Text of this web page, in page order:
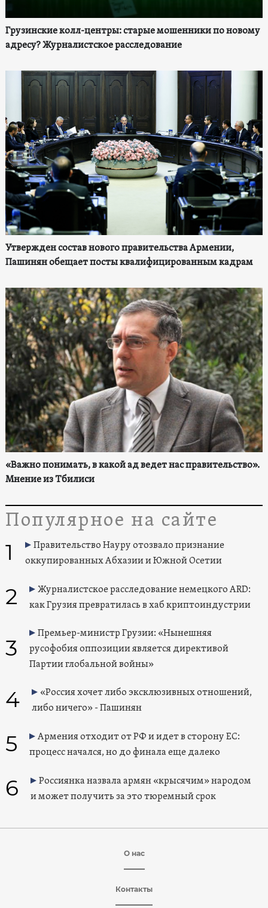
Грузинские колл-центры: старые мошенники по новому
адресу? Журналистское расследование
Утвержден состав нового правительства Армении,
Пашинян обещает посты квалифицированным кадрам
«Важно понимать, в какой ад ведет нас правительство».
Мнение из Тбилиси
Популярное на сайте
1
Правительство Науру отозвало признание
оккупированных Абхазии и Южной Осетии
2
Журналистское расследование немецкого ARD:
как Грузия превратилась в хаб криптоиндустрии
3
Премьер-министр Грузии: «Нынешняя
русофобия оппозиции является директивой
Партии глобальной войны»
4
«Россия хочет либо эксклюзивных отношений,
либо ничего» - Пашинян
5
Армения отходит от РФ и идет в сторону ЕС:
процесс начался, но до финала еще далеко
6
Россиянка назвала армян «крысячим» народом
и может получить за это тюремный срок
О нас
Контакты